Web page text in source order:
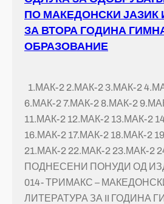
ПО МАКЕДОНСКИ ЈАЗИК
ЗА ВТОРА ГОДИНА
ОБРАЗОВАНИЕ
1.МАК-2 2.МАК-2 3.МАК-2
6.МАК-2 7.МАК-2 8.МАК-2
11.МАК-2 12.МАК-2 13.МАК-2
16.МАК-2 17.МАК-2 18.МАК-2
21.МАК-2 22.МАК-2 23.МАК-2
ПОДНЕСЕНИ ПОНУДИ ОД
014- ТРИМАКС –
ЛИТЕРАТУРА ЗА II ГОДИНА